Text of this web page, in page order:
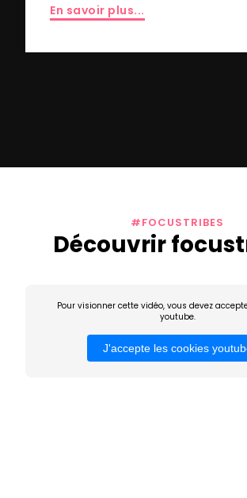
En savoir plus...
#FOCUSTRIBES
Découvrir
Pour visionner cette vidéo, vous devez
youtube.
J'accepte les cookies